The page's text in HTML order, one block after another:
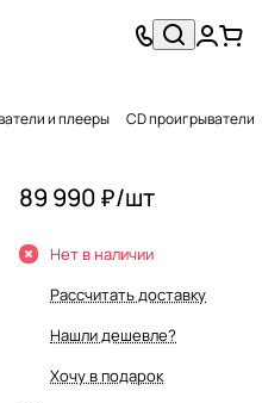
и плееры CD проигрыватели
89 990 ₽/шт
Нет в наличии
Рассчитать доставку
Нашли дешевле?
Хочу в подарок